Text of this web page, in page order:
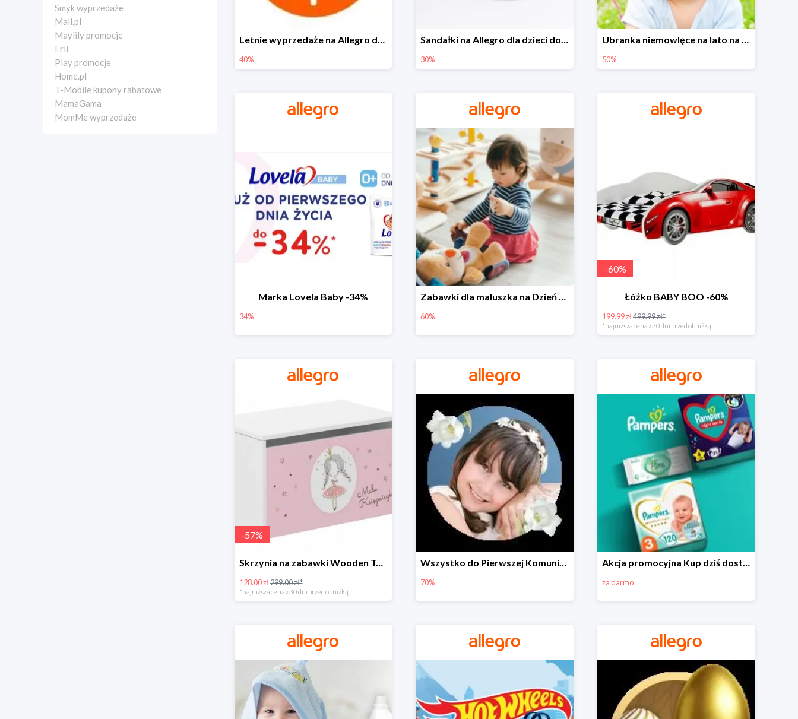
Smyk wyprzedaże
Mall.pl
Maylily promocje
Erli
Play promocje
Home.pl
T-Mobile kupony rabatowe
MamaGama
MomMe wyprzedaże
Letnie wyprzedaże na Allegro do -40%
40%
Sandałki na Allegro dla dzieci do -30%
30%
Ubranka niemowlęce na lato na Allegro do -50%
50%
Marka Lovela Baby -34%
34%
Zabawki dla maluszka na Dzień Dziecka na Allegro do -60%
60%
-60%
Łóżko BABY BOO -60%
199.99 zł499.99 zł*
*najniższa cena z 30 dni przed obniżką
-57%
Skrzynia na zabawki Wooden Toys -57%
128.00 zł299.00 zł*
*najniższa cena z 30 dni przed obniżką
Wszystko do Pierwszej Komunii na Allegro do -70%
70%
Akcja promocyjna Kup dziś dostawa jutro
za darmo